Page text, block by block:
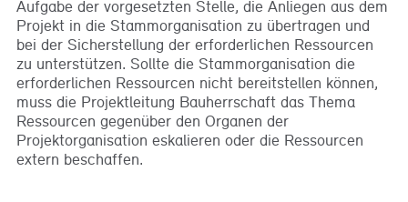
Aufgabe der vorgesetzten Stelle, die Anliegen aus dem
Projekt in die Stammorganisation zu übertragen und
bei der Sicherstellung der erforderlichen Ressourcen
zu unterstützen. Sollte die Stammorganisation die
erforderlichen Ressourcen nicht bereitstellen können,
muss die Projektleitung Bauherrschaft das Thema
Ressourcen gegenüber den Organen der
Projektorganisation eskalieren oder die Ressourcen
extern beschaffen.